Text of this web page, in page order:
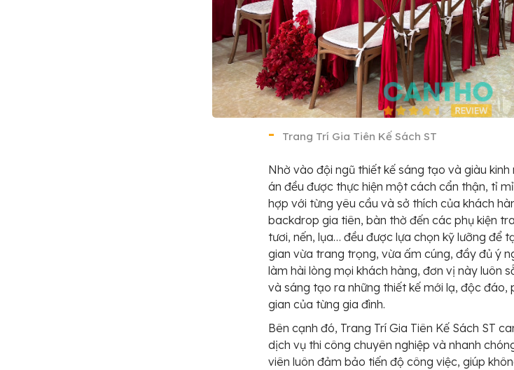
Trang Trí Gia Tiên Kế Sách ST
Nhờ vào đội ngũ thiết kế sáng tạo và giàu kinh
án đều được thực hiện một cách cẩn thận, tỉ
hợp với từng yêu cầu và sở thích của khách
backdrop gia tiên, bàn thờ đến các phụ kiện
tươi, nến, lụa… đều được lựa chọn kỹ lưỡng để
gian vừa trang trọng, vừa ấm cúng, đầy đủ ý
làm hài lòng mọi khách hàng, đơn vị này luôn
và sáng tạo ra những thiết kế mới lạ, độc đáo,
gian của từng gia đình.
Bên cạnh đó, Trang Trí Gia Tiên Kế Sách ST
dịch vụ thi công chuyên nghiệp và nhanh
viên luôn đảm bảo tiến độ công việc, giúp